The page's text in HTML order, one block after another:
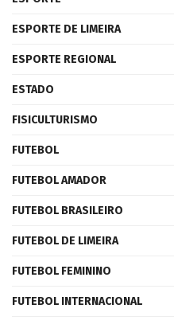
ESPORTE DE LIMEIRA
ESPORTE REGIONAL
ESTADO
FISICULTURISMO
FUTEBOL
FUTEBOL AMADOR
FUTEBOL BRASILEIRO
FUTEBOL DE LIMEIRA
FUTEBOL FEMININO
FUTEBOL INTERNACIONAL